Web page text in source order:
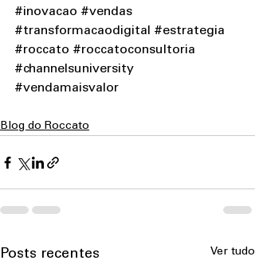
#inovacao #vendas
#transformacaodigital
#estrategia
#roccato #roccatoconsultoria
#channelsuniversity
#vendamaisvalor
Blog do Roccato
Posts recentes Ver tudo